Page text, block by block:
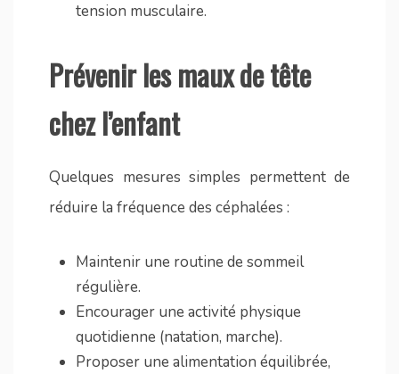
tension musculaire.
Prévenir les maux de tête
chez l’enfant
Quelques mesures simples permettent de
réduire la fréquence des céphalées :
Maintenir une routine de sommeil
régulière.
Encourager une activité physique
quotidienne (natation, marche).
Proposer une alimentation équilibrée,